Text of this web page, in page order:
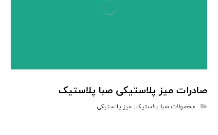
صادرات میز پلاستیکی صبا پلاستیک
محصولات صبا پلاستیک, میز پلاستیکی